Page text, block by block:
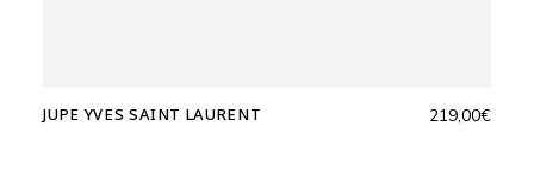
JUPE YVES SAINT LAURENT 219,00€